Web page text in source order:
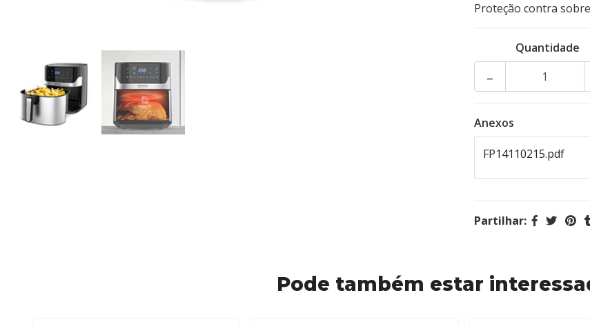
Proteção contra
Quantidade
-
Anexos
FP14110215.pdf
Partilhar:
Pode também estar